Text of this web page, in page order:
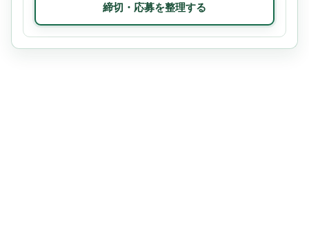
締切・応募を整理する